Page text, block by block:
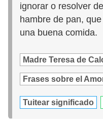
ignorar o resolver
hambre de pan,
una buena comida.
Madre Teresa de
Frases sobre el
Tuitear significado